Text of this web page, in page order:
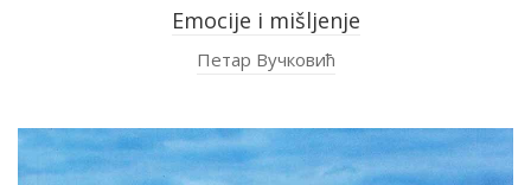
Emocije i mišljenje
Петар Вучковић